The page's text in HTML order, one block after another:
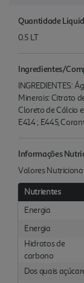
Quantidade
0.5 LT
Ingredientes/
INGREDIENTES:
Minerais: Citrato
Cloreto de Cálcio
E414 ; E445,
Informações
Valores
Nutrientes
Energia
Energia
Hidratos de
carbono
Dos quais